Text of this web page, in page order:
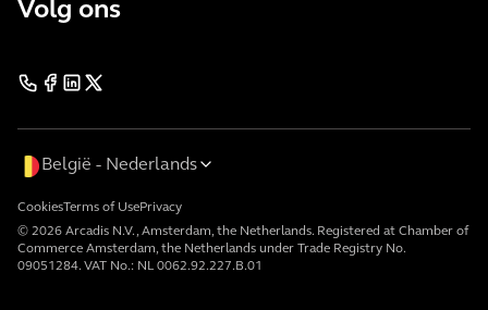
Volg ons
© 2026 Arcadis N.V., Amsterdam, the Netherlands. Registered at Chamber of
Commerce Amsterdam, the Netherlands under Trade Registry No.
09051284. VAT No.: NL 0062.92.227.B.01
CookiesTerms of UsePrivacy
België Nederlands